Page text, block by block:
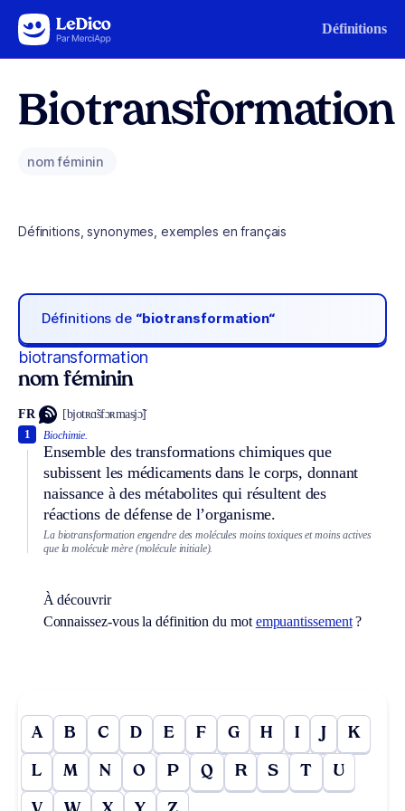
Aller au contenu Définitions
Biotransformation
nom féminin
Définitions, synonymes, exemples en français
Définitions de “biotransformation“
biotransformation
nom féminin
FR [bjotʀɑ̃sfɔʀmasjɔ̃]
Biochimie.
Ensemble des transformations chimiques que
subissent les médicaments dans le corps, donnant
naissance à des métabolites qui résultent des
réactions de défense de l’organisme.
1
La biotransformation engendre des molécules moins toxiques et moins actives
que la molécule mère (molécule initiale).
À découvrir
Connaissez-vous la définition du mot empuantissement?
A B C D E F G H I J K
L M N O P Q R S T U